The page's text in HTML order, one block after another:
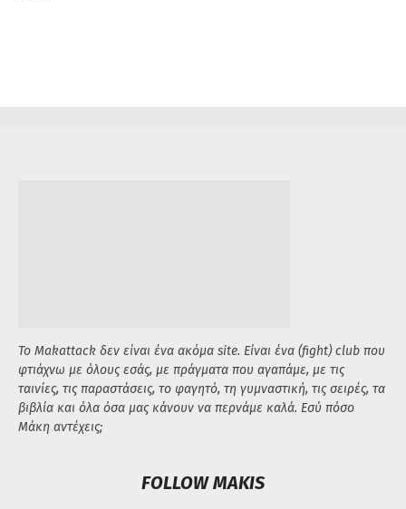
Το Makattack δεν είναι ένα ακόμα site. Είναι ένα (fight) club που
φτιάχνω με όλους εσάς, με πράγματα που αγαπάμε, με τις
ταινίες, τις παραστάσεις, το φαγητό, τη γυμναστική, τις σειρές, τα
βιβλία και όλα όσα μας κάνουν να περνάμε καλά. Εσύ πόσο
Μάκη αντέχεις;
FOLLOW MAKIS